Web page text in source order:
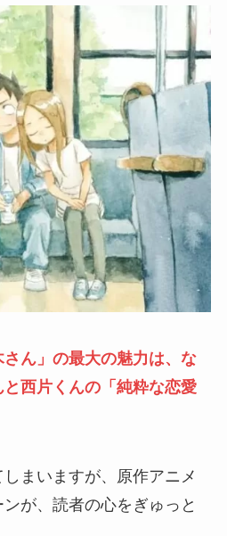
さん」の最大の魅力は、な
西片くんの「純粋な恋愛
まいますが、原作アニメ
が、読者の心をぎゅっと